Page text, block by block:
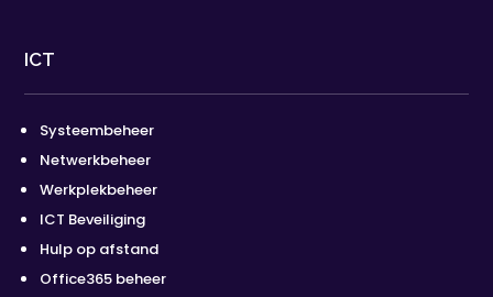
ICT
Systeembeheer
Netwerkbeheer
Werkplekbeheer
ICT Beveiliging
Hulp op afstand
Office365 beheer